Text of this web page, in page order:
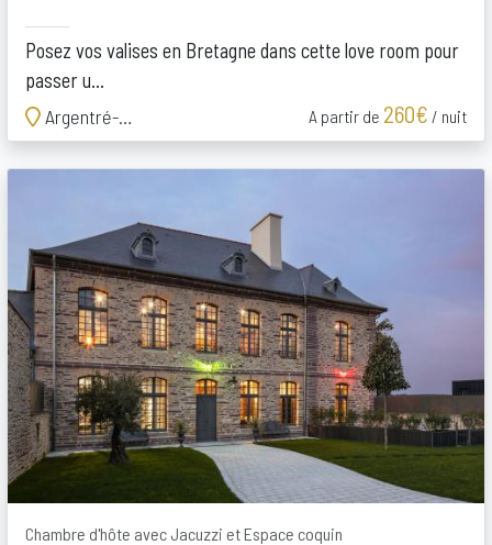
Posez vos valises en Bretagne dans cette love room pour
passer u...
Argentré-du-Plessis
A partir de 260€ / nuit
Chambre d'hôte avec Jacuzzi et Espace coquin